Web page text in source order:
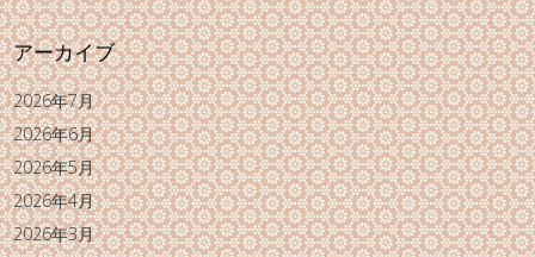
アーカイブ
2026年7月
2026年6月
2026年5月
2026年4月
2026年3月